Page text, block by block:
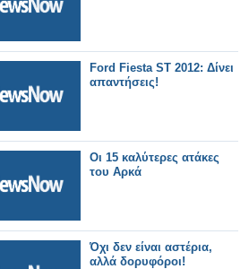
Ford Fiesta ST 2012: Δίνει
απαντήσεις!
Οι 15 καλύτερες ατάκες
του Αρκά
Όχι δεν είναι αστέρια,
αλλά δορυφόροι!